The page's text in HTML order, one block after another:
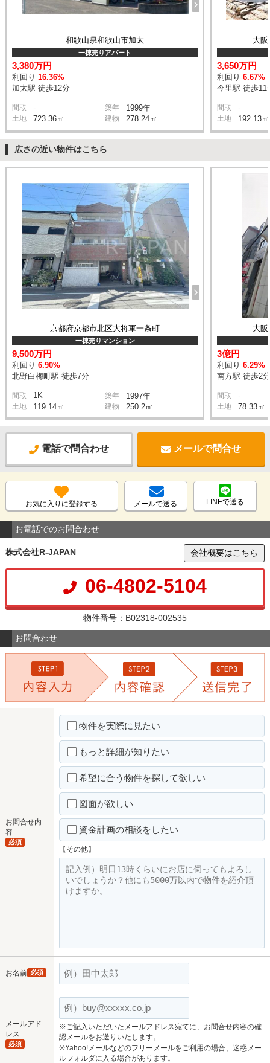
和歌山県和歌山市加太
一棟売りアパート
3,380万円
利回り16.36%
加太駅 徒歩12分
間取 - 築年 1999年
土地 723.36㎡ 建物 278.24㎡
大
3,650万円
利回り 6.67%
今里駅 徒歩11
間取 -
土地 192.13㎡
広さの近い物件はこちら
京都府京都市北区大将軍一条町
一棟売りマンション
9,500万円
利回り6.90%
北野白梅町駅 徒歩7分
間取 1K 築年 1997年
土地 119.14㎡ 建物 250.2㎡
大
3億円
利回り 6.29%
南方駅 徒歩2分
間取 -
土地 78.33㎡
電話で問合わせ メールで問合せ
お気に入りに登録する メールで送る LINEで送る
お電話でのお問合わせ
株式会社R-JAPAN 会社概要はこちら
06-4802-5104
物件番号：B02318-002535
お問合わせ
お問合せ内
容
必須
物件を実際に見たい
もっと詳細が知りたい
希望に合う物件を探して欲しい
図面が欲しい
資金計画の相談をしたい
【その他】
お名前 必須
メールアド
レス
必須
※ご記入いただいたメールアドレス宛てに、お問合せ内容の確
認メールをお送りいたします。
※Yahoo!メールなどのフリーメールをご利用の場合、迷惑メー
ルフォルダに入る場合があります。